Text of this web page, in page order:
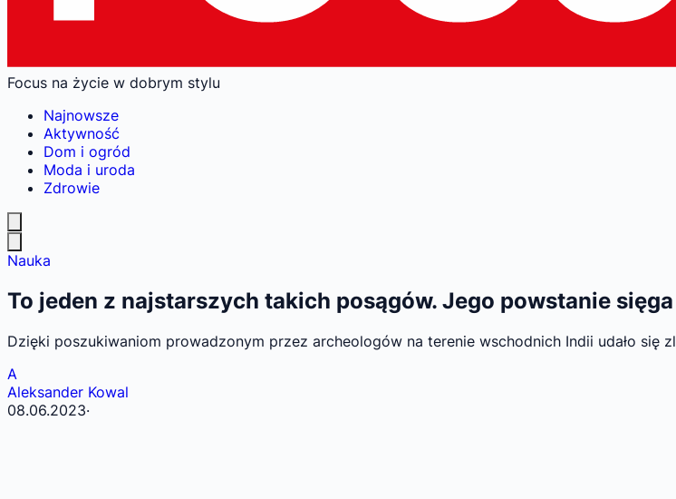
Focus na życie w dobrym stylu
Najnowsze
Aktywność
Dom i ogród
Moda i uroda
Zdrowie
Nauka
To jeden z najstarszych takich posągów. Jego powstanie
Dzięki poszukiwaniom prowadzonym przez archeologów na terenie wschodnich Indii udało się
A
Aleksander Kowal
08.06.2023·